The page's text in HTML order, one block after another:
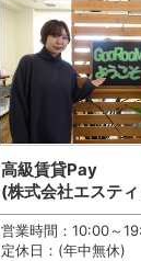
高級賃貸Pay
(株式会社エステ
営業時間：10:00～
定休日：(年中無休)